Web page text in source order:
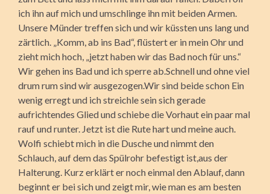
ich ihn auf mich und umschlinge ihn mit beiden Armen.
Unsere Münder treffen sich und wir küssten uns lang und
zärtlich. „Komm, ab ins Bad“, flüstert er in mein Ohr und
zieht mich hoch, „jetzt haben wir das Bad noch für uns.“
Wir gehen ins Bad und ich sperre ab.Schnell und ohne viel
drum rum sind wir ausgezogen.Wir sind beide schon Ein
wenig erregt und ich streichle sein sich gerade
aufrichtendes Glied und schiebe die Vorhaut ein paar mal
rauf und runter. Jetzt ist die Rute hart und meine auch.
Wolfi schiebt mich in die Dusche und nimmt den
Schlauch, auf dem das Spülrohr befestigt ist,aus der
Halterung. Kurz erklärt er noch einmal den Ablauf, dann
beginnt er bei sich und zeigt mir, wie man es am besten